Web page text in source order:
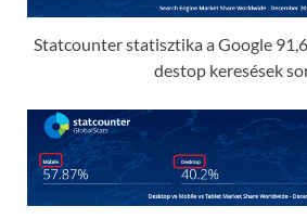
Statcounter statisztika a Google
destop keresések